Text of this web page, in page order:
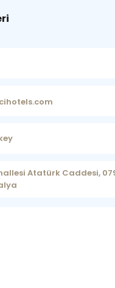
Atatürk Caddesi,